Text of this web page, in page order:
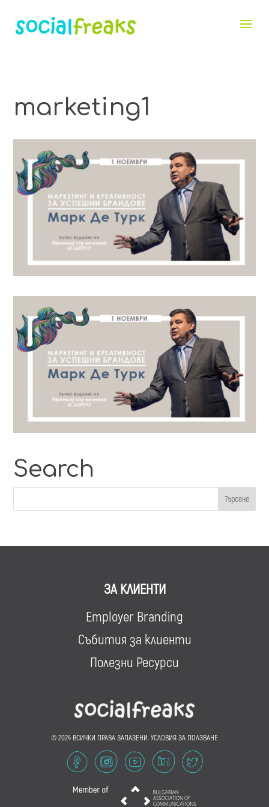
marketing1
Search
ЗА КЛИЕНТИ
Employer Branding
Събития за клиенти
Полезни Ресурси
© 2024 ВСИЧКИ ПРАВА ЗАПАЗЕНИ. УСЛОВИЯ ЗА ПОЛЗВАНЕ